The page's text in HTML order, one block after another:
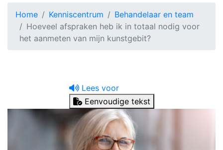
Home Kenniscentrum
Behandelaar en team
Hoeveel afspraken heb ik in totaal nodig voor
het aanmeten van mijn kunstgebit?
Lees voor
Eenvoudige tekst